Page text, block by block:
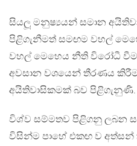
සියලූ මනුෂ්‍යයන් සමාන
පිළිගැනීමත් සමඟම වහල්
වහල් මෙහෙය නීති විරෝධී
අවසාන වශයෙන් තීරණය
අයිතිවාසිකමක් බව පිළිගැනුණි.
විශ්ව සම්මතව පිළිගනු ලබන
විසින්ම පාහේ එකඟ ව අත්සන්